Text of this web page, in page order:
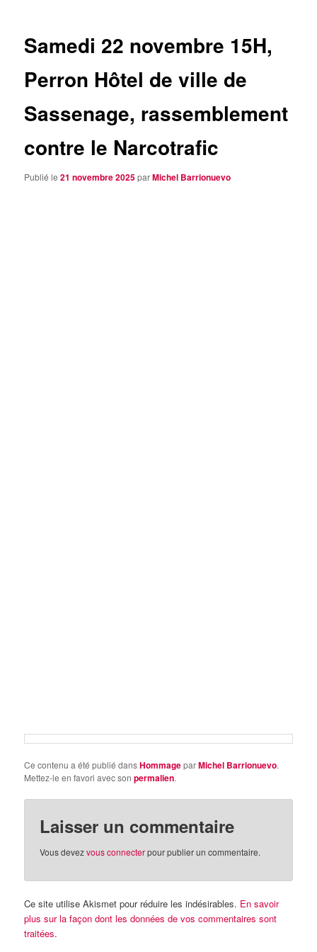
Samedi 22 novembre 15H,
Perron Hôtel de ville de
Sassenage, rassemblement
contre le Narcotrafic
Publié le21 novembre 2025parMichel Barrionuevo
Ce contenu a été publié dansHommageparMichel Barrionuevo.
Mettez-le en favori avec sonpermalien.
Laisser un commentaire
Vous devezvous connecterpour publier un commentaire.
Ce site utilise Akismet pour réduire les indésirables. En savoir
plus sur la façon dont les données de vos commentaires sont
traitées.